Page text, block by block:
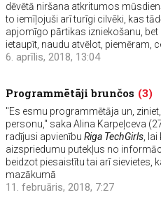
dēvētā niršana atkritumos
to iemīļojuši arī turīgi cilvēki, kas
apjomīgo pārtikas izniekošanu,
ietaupīt, naudu atvēlot, piemēram,
6. aprīlis, 2018, 13:04
Programmētāji brunčos (3)
"Es esmu programmētāja un,
personu," saka Alina Karpeļceva
radījusi apvienībuRiga TechGirls ,
aizspriedumu putekļus no
beidzot piesaistītu tai arī sievietes,
mazākumā
11. februāris, 2018, 7:27